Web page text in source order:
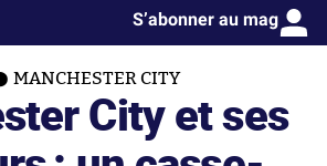
S’abonner au mag
MANCHESTER CITY
City et ses